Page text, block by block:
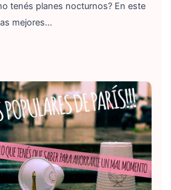
tenés planes nocturnos? En este
mejores…